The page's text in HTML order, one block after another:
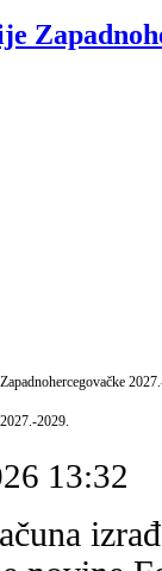
2029.
13:32